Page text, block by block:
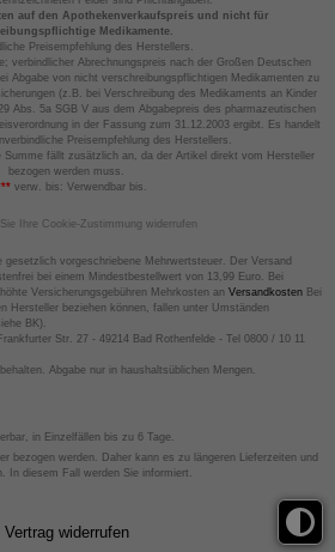
auf den Apothekenverkaufspreis und nicht für
Medikamente.
Preisempfehlung des Herstellers.
verbindlicher Abrechnungspreis nach der Großen Deutschen
Abgabe von nicht verschreibungspflichtigen Medikamenten zu
(z.B. bei Verschreibung des Medikaments an Kinder
Abs. 5a SGB V aus dem Abgabepreis des pharmazeutischen
in der Fassung zum 31.12.2003 ergibt. Es handelt
Preisempfehlung des Herstellers.
fällt zusätzlich an, da der Artikel direkt vom Hersteller
bezogen werden muss.
verw. bis: Verwendbar bis.
Ihre Cookie-Zustimmung widerrufen
gesetzlich vorgeschriebene Mehrwertsteuer. Der Versand
bei einem Mindestbestellwert von 13,99 Euro. Bei
Versicherungsgebühren Mehrkosten an VersandkostenBei
Hersteller beziehen können, fallen unter Umständen
BK).
Str. 27 - 49214 Bad Rothenfelde - Tel 0800 / 10 11
Abgabe nur in haushaltsüblichen Mengen.
in Einzelfällen bis zu 6 Tage.
bezogen werden. Daher kann es zu längeren Lieferzeiten und
In diesem Fall werden Sie informiert.
Vertrag widerrufen